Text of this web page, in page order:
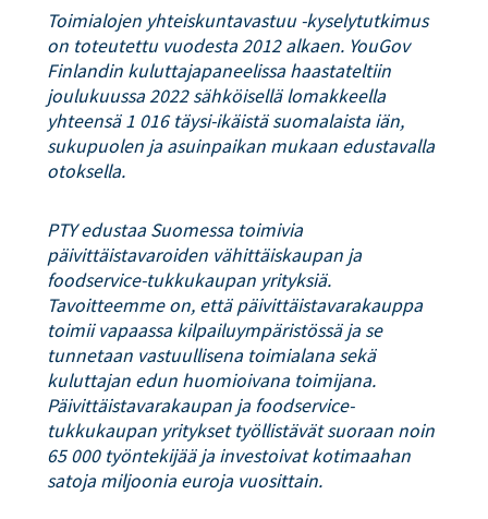
Toimialojen yhteiskuntavastuu -kyselytutkimus
on toteutettu vuodesta 2012 alkaen. YouGov
Finlandin kuluttajapaneelissa haastateltiin
joulukuussa 2022 sähköisellä lomakkeella
yhteensä 1 016 täysi-ikäistä suomalaista iän,
sukupuolen ja asuinpaikan mukaan edustavalla
otoksella.
PTY edustaa Suomessa toimivia
päivittäistavaroiden vähittäiskaupan ja
foodservice-tukkukaupan yrityksiä.
Tavoitteemme on, että päivittäistavarakauppa
toimii vapaassa kilpailuympäristössä ja se
tunnetaan vastuullisena toimialana sekä
kuluttajan edun huomioivana toimijana.
Päivittäistavarakaupan ja foodservice-
tukkukaupan yritykset työllistävät suoraan noin
65 000 työntekijää ja investoivat kotimaahan
satoja miljoonia euroja vuosittain.